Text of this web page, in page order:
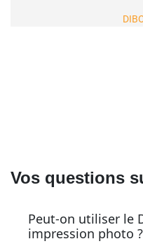
Vos questions
Peut-on utiliser le
impression photo ?